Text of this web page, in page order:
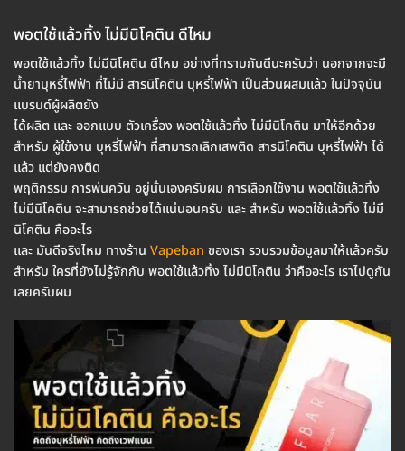
พอตใช้แล้วทิ้ง ไม่มีนิโคติน ดีไหม
พอตใช้แล้วทิ้ง ไม่มีนิโคติน ดีไหม อย่างที่ทราบกันดีนะครับว่า นอกจากจะมี
น้ำยาบุหรี่ไฟฟ้า ที่ไม่มี สารนิโคติน บุหรี่ไฟฟ้า เป็นส่วนผสมแล้ว ในปัจจุบัน
แบรนด์ผู้ผลิตยัง
ได้ผลิต และ ออกแบบ ตัวเครื่อง พอตใช้แล้วทิ้ง ไม่มีนิโคติน มาให้อีกด้วย
สำหรับ ผู้ใช้งาน บุหรี่ไฟฟ้า ที่สามารถเลิกเสพติด สารนิโคติน บุหรี่ไฟฟ้า ได้
แล้ว แต่ยังคงติด
พฤติกรรม การพ่นควัน อยู่นั่นเองครับผม การเลือกใช้งาน พอตใช้แล้วทิ้ง
ไม่มีนิโคติน จะสามารถช่วยได้แน่นอนครับ และ สำหรับ พอตใช้แล้วทิ้ง ไม่มี
นิโคติน คืออะไร
และ มันดีจริงไหม ทางร้าน Vapeban ของเรา รวบรวมข้อมูลมาให้แล้วครับ
สำหรับ ใครที่ยังไม่รู้จักกับ พอตใช้แล้วทิ้ง ไม่มีนิโคติน ว่าคืออะไร เราไปดูกัน
เลยครับผม